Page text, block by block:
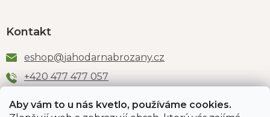
Aby vám to u nás kvetlo, používáme cookies.
Kontakt
eshop@jahodarnabrozany.cz
+420 477 477 057